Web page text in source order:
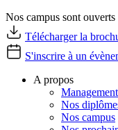
Nos campus sont
Télécharger la
S'inscrire à un
A propos
Nos
Nos campus